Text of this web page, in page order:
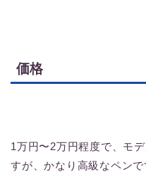
価格
1万円〜2万円程度で、モ
すが、かなり高級なペンで